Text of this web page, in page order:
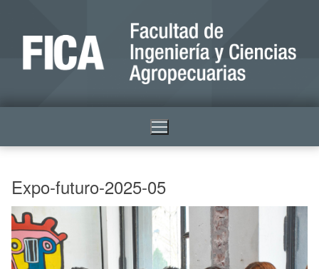
Expo-futuro-2025-05